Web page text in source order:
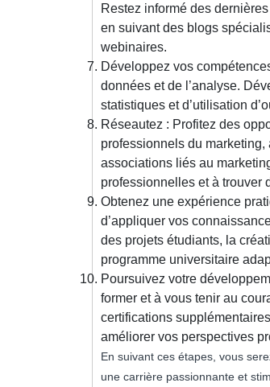
Restez informé des
en suivant des blogs
webinaires.
Développez vos
données et de l’analyse.
statistiques et d’utilisation
Réseautez : Profitez des
professionnels du
associations liés au
professionnelles et à trouver
Obtenez une expérience
d’appliquer vos
des projets étudiants, la
programme universitaire
Poursuivez votre
former et à vous tenir au
certifications
améliorer vos perspectives
En suivant ces étapes, vous
une carrière passionnante et